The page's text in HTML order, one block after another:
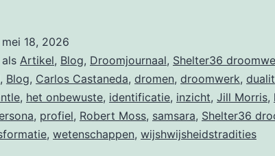
mei 18, 2026
Artikel, Blog, Droomjournaal, Shelter36
, Blog, Carlos Castaneda, dromen, droomwerk,
, het onbewuste, identificatie, inzicht, Jill Morris,
, profiel, Robert Moss, samsara, Shelter36
, wetenschappen, wijshwijsheidstradities